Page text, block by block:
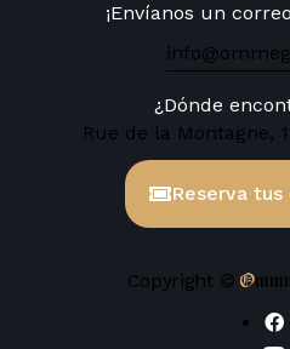
¡Envíanos un
¿Dónde
Rue de la Montagne,
Reserva tus
Copyright ©